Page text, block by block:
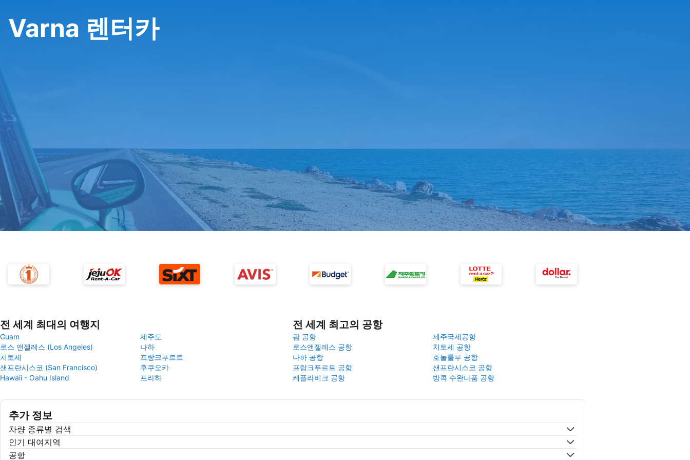
Varna 렌터카
전 세계 최대의 여행지
Guam
제주도
로스 앤젤레스 (Los Angeles)
나하
치토세
프랑크푸르트
샌프란시스코 (San Francisco)
후쿠오카
Hawaii - Oahu Island
프라하
전 세계 최고의 공항
괌 공항
제주국제공항
로스앤젤레스 공항
치토세 공항
나하 공항
호놀룰루 공항
프랑크푸르트 공항
샌프란시스코 공항
케플라비크 공항
방콕 수완나품 공항
추가 정보
차량 종류별 검색
인기 대여지역
공항